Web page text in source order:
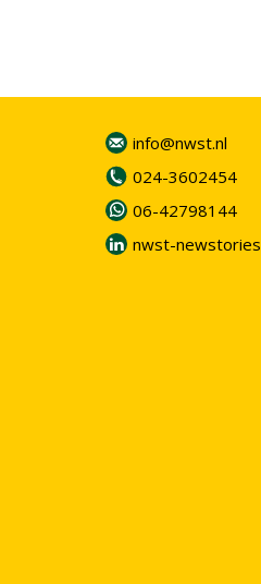
info@nwst.nl
024-3602454
06-42798144
nwst-newstories